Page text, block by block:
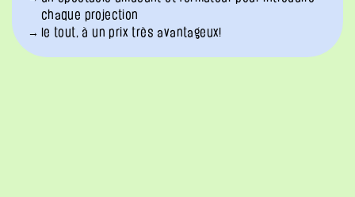
chaque projection
le tout, à un prix très avantageux!